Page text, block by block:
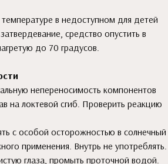
в недоступном для детей
средство опустить в
до 70 градусов.
непереносимость компонентов
на локтевой сгиб. Проверить реакцию
с особой осторожностью в солнечный
применения. Внутрь не употреблять.
глаза, промыть проточной водой.